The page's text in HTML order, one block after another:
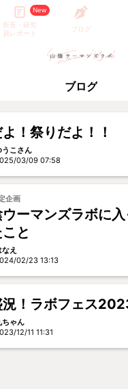
New
所長・研究
員レポート
ブログ
ブログ
！祭りだよ！！
うこさん
03/09 07:58
企画
ウーマンズラボに
と
え
02/23 13:13
況！ラボフェス
ちゃん
12/11 11:31